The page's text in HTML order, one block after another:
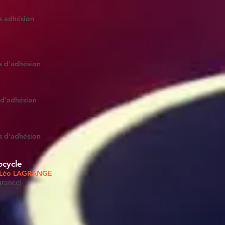
adhésion
d'adhésion
d'adhésion
LAGRANGE